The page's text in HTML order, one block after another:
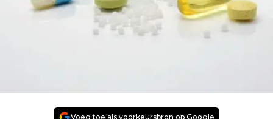
Voeg toe als voorkeursbron op Google